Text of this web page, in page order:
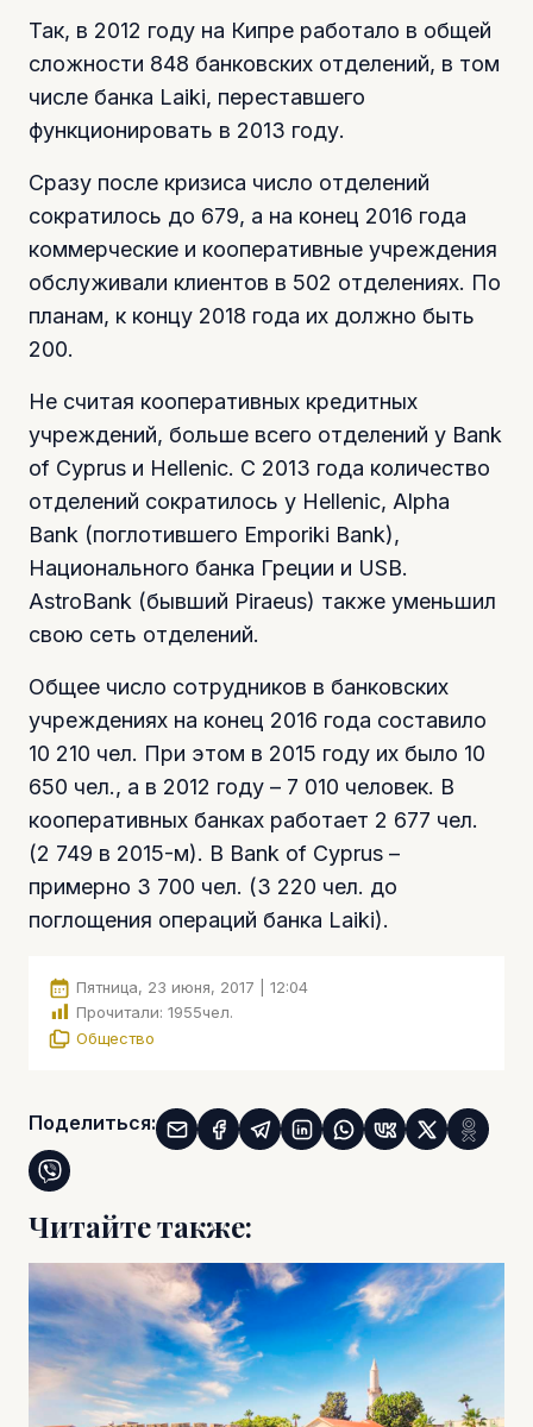
Так, в 2012 году на Кипре работало в общей
сложности 848 банковских отделений, в том
числе банка Laiki, переставшего
функционировать в 2013 году.
Сразу после кризиса число отделений
сократилось до 679, а на конец 2016 года
коммерческие и кооперативные учреждения
обслуживали клиентов в 502 отделениях. По
планам, к концу 2018 года их должно быть
200.
Не считая кооперативных кредитных
учреждений, больше всего отделений у Bank
of Cyprus и Hellenic. C 2013 года количество
отделений сократилось у Hellenic, Alpha
Bank (поглотившего Emporiki Bank),
Национального банка Греции и USB.
AstroВank (бывший Piraeus) также уменьшил
свою сеть отделений.
Общее число сотрудников в банковских
учреждениях на конец 2016 года составило
10 210 чел. При этом в 2015 году их было 10
650 чел., а в 2012 году – 7 010 человек. В
кооперативных банках работает 2 677 чел.
(2 749 в 2015-м). В Bank of Cyprus –
примерно 3 700 чел. (3 220 чел. до
поглощения операций банка Laiki).
Пятница, 23 июня, 2017 | 12:04
Прочитали: 1955чел.
Общество
Поделиться:
Читайте также: